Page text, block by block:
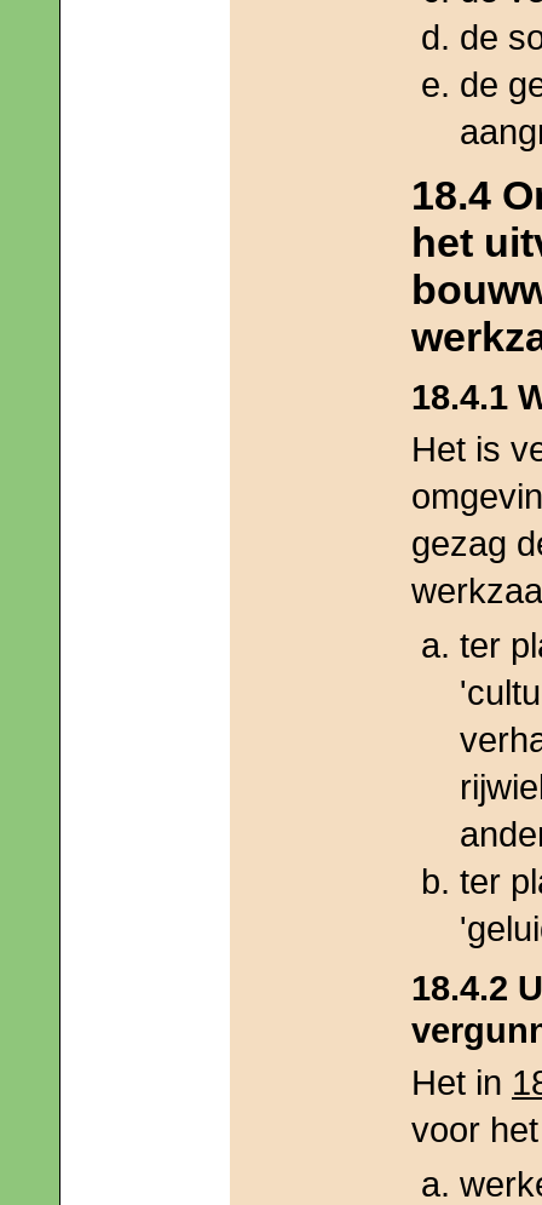
de
de
18.4
het
18.4.1
Het is
gezag
ter
ter
18.4.2
Het in
voor